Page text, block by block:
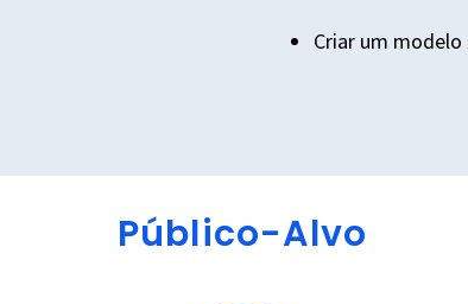
Criar um
Público-Alvo